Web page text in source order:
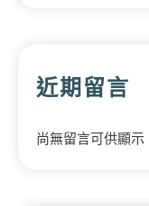
近期留言
尚無留言可供顯示